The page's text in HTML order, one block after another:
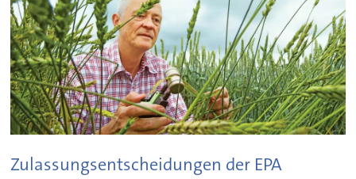
Zulassungsentscheidungen der EPA